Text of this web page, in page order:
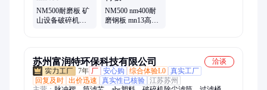
NM500耐磨板 矿
山设备破碎机机
NM500 nm400耐
磨钢板 mn13高锰
苏州富润特环保科技有限公司
洽谈
7年 厂 安心购 综合体验L0 真实工厂
回复及时 出价迅速 真实性已核验 江苏苏州